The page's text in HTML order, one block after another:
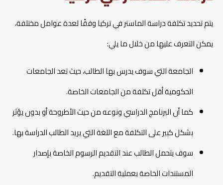
يتم تحديد تكلفة دراسة الماستر في تركيا وفقًا لعدة عوامل مختلفة،
يمكن التعرف عليها من خلال ما يلي:
الجامعة التي سوف يدرس بها الطالب، حيث تعد الجامعات
الحكومية أقل تكلفة من الجامعات الخاصة.
كما أن البرنامج الدراسي ونوعه من حيث الأطروحة أو بدون يؤثر
بشكل كبير على التكلفة مع اللغة التي يريد الطالب الدراسة بها.
سوف يتحمل الطالب عند التقديم الرسوم الخاصة بإصدار
المستندات الخاصة بعملية التقديم.